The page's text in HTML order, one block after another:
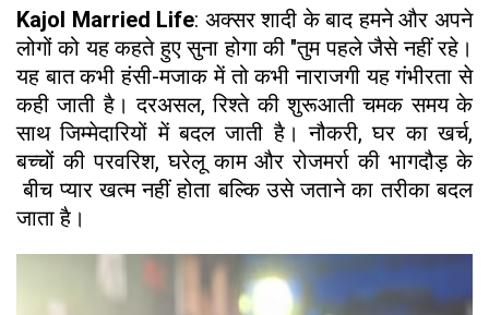
Kajol Married Life: अक्सर शादी के बाद हमने और अपने
लोगों को यह कहते हुए सुना होगा की "तुम पहले जैसे नहीं रहे।
यह बात कभी हंसी-मजाक में तो कभी नाराजगी यह गंभीरता से
कही जाती है। दरअसल, रिश्ते की शुरूआती चमक समय के
साथ जिम्मेदारियों में बदल जाती है। नौकरी, घर का खर्च,
बच्चों की परवरिश, घरेलू काम और रोजमर्रा की भागदौड़ के
बीच प्यार खत्म नहीं होता बल्कि उसे जताने का तरीका बदल
जाता है।